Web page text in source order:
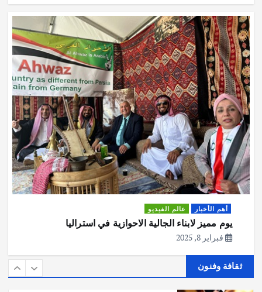
أهم الأخبار عالم الفيديو
يوم مميز لابناء الجالية الاحوازية في استراليا
فبراير 8, 2025
ثقافة وفنون
1
التحكيم بمهرجان الدار البيضاء للفيلم
العربي
يوليو 26, 2026
2
أهم الأخبار ثقافة وفنون
قراءةٌ نقديّةٌ في قصّةِ «زُوّارِ اللَّيلِ» للكاتب
المغربي رحال امانوز
يوليو 14, 2026
أهم الأخبار ثقافة وفنون
مقال مترجم الى العربية :أديب كمال الدين
واستكشاف سر الحرف
يوليو 6, 2026
مهرجان كان ليونز للابداع الدولي